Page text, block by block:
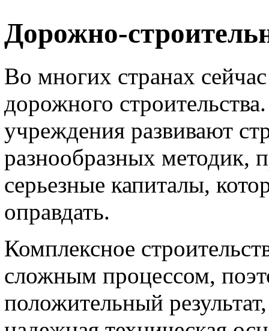
Дорожно-
Во многих странах
дорожного
учреждения развивают
разнообразных методик,
серьезные капиталы,
оправдать.
Комплексное
сложным процессом,
положительный